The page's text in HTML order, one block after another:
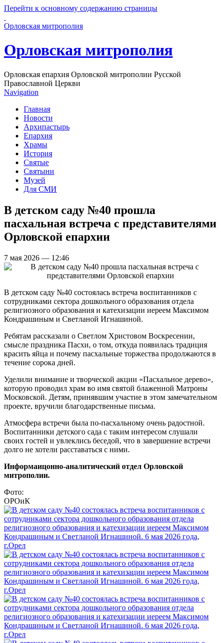
Перейти к основному содержанию страницы
Орловская митрополия
Орловская митрополия
Орловская епархия Орловской митрополии Русской
Православной Церкви
Navigation
Главная
Новости
Архипастырь
Епархия
Храмы
История
Святые
Святыни
Музей
Для СМИ
В детском саду №40 прошла
пасхальная встреча с представителями
Орловской епархии
7 мая 2026 — 12:46
В детском саду №40 состоялась встреча воспитанников с
сотрудниками сектора дошкольного образования отдела
религиозного образования и катехизации иереем Максимом
Кондрашиным и Светланой Игнашиной.
Ребятам рассказали о Светлом Христовом Воскресении,
смысле праздника Пасхи, о том, откуда появилась традиция
красить яйца и почему пасхальные торжества продолжаются в
течение сорока дней.
Уделили внимание и творческой акции «Пасхальное дерево»,
которую проводил храм во имя святой блаженной Матроны
Московской. Детям, принявшим участие в этом замечательном
проекте, вручили благодарственные письма.
Атмосфера встречи была по-пасхальному очень радостной.
Воспитанники детского сада с таким интересом слушали
своих гостей и увлеклись беседой, что в завершение встречи
долго не хотели расставаться с ними.
Информаицонно-аналитический отдел Орловской
митрополии.
Фото:
ОРОиК